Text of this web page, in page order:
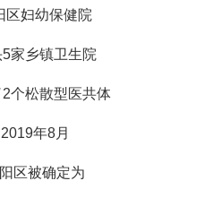
妇幼保健院
乡镇卫生院
松散型医共体
年8月
被确定为